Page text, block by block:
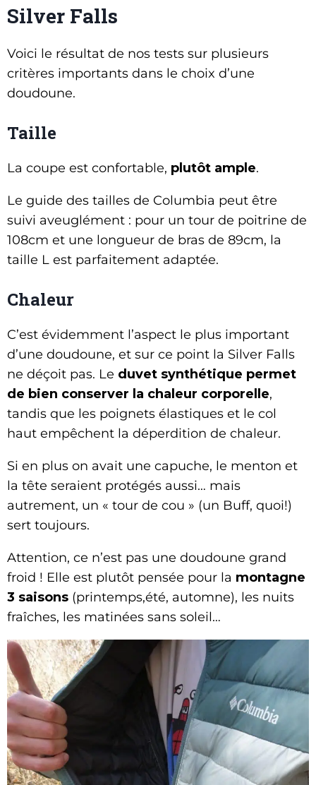
Silver Falls
Voici le résultat de nos tests sur plusieurs
critères importants dans le choix d’une
doudoune.
Taille
La coupe est confortable, plutôt ample.
Le guide des tailles de Columbia peut être
suivi aveuglément : pour un tour de poitrine de
108cm et une longueur de bras de 89cm, la
taille L est parfaitement adaptée.
Chaleur
C’est évidemment l’aspect le plus important
d’une doudoune, et sur ce point la Silver Falls
ne déçoit pas. Le duvet synthétique permet
de bien conserver la chaleur corporelle,
tandis que les poignets élastiques et le col
haut empêchent la déperdition de chaleur.
Si en plus on avait une capuche, le menton et
la tête seraient protégés aussi… mais
autrement, un « tour de cou » (un Buff, quoi!)
sert toujours.
Attention, ce n’est pas une doudoune grand
froid ! Elle est plutôt pensée pour la montagne
3 saisons (printemps,été, automne), les nuits
fraîches, les matinées sans soleil…